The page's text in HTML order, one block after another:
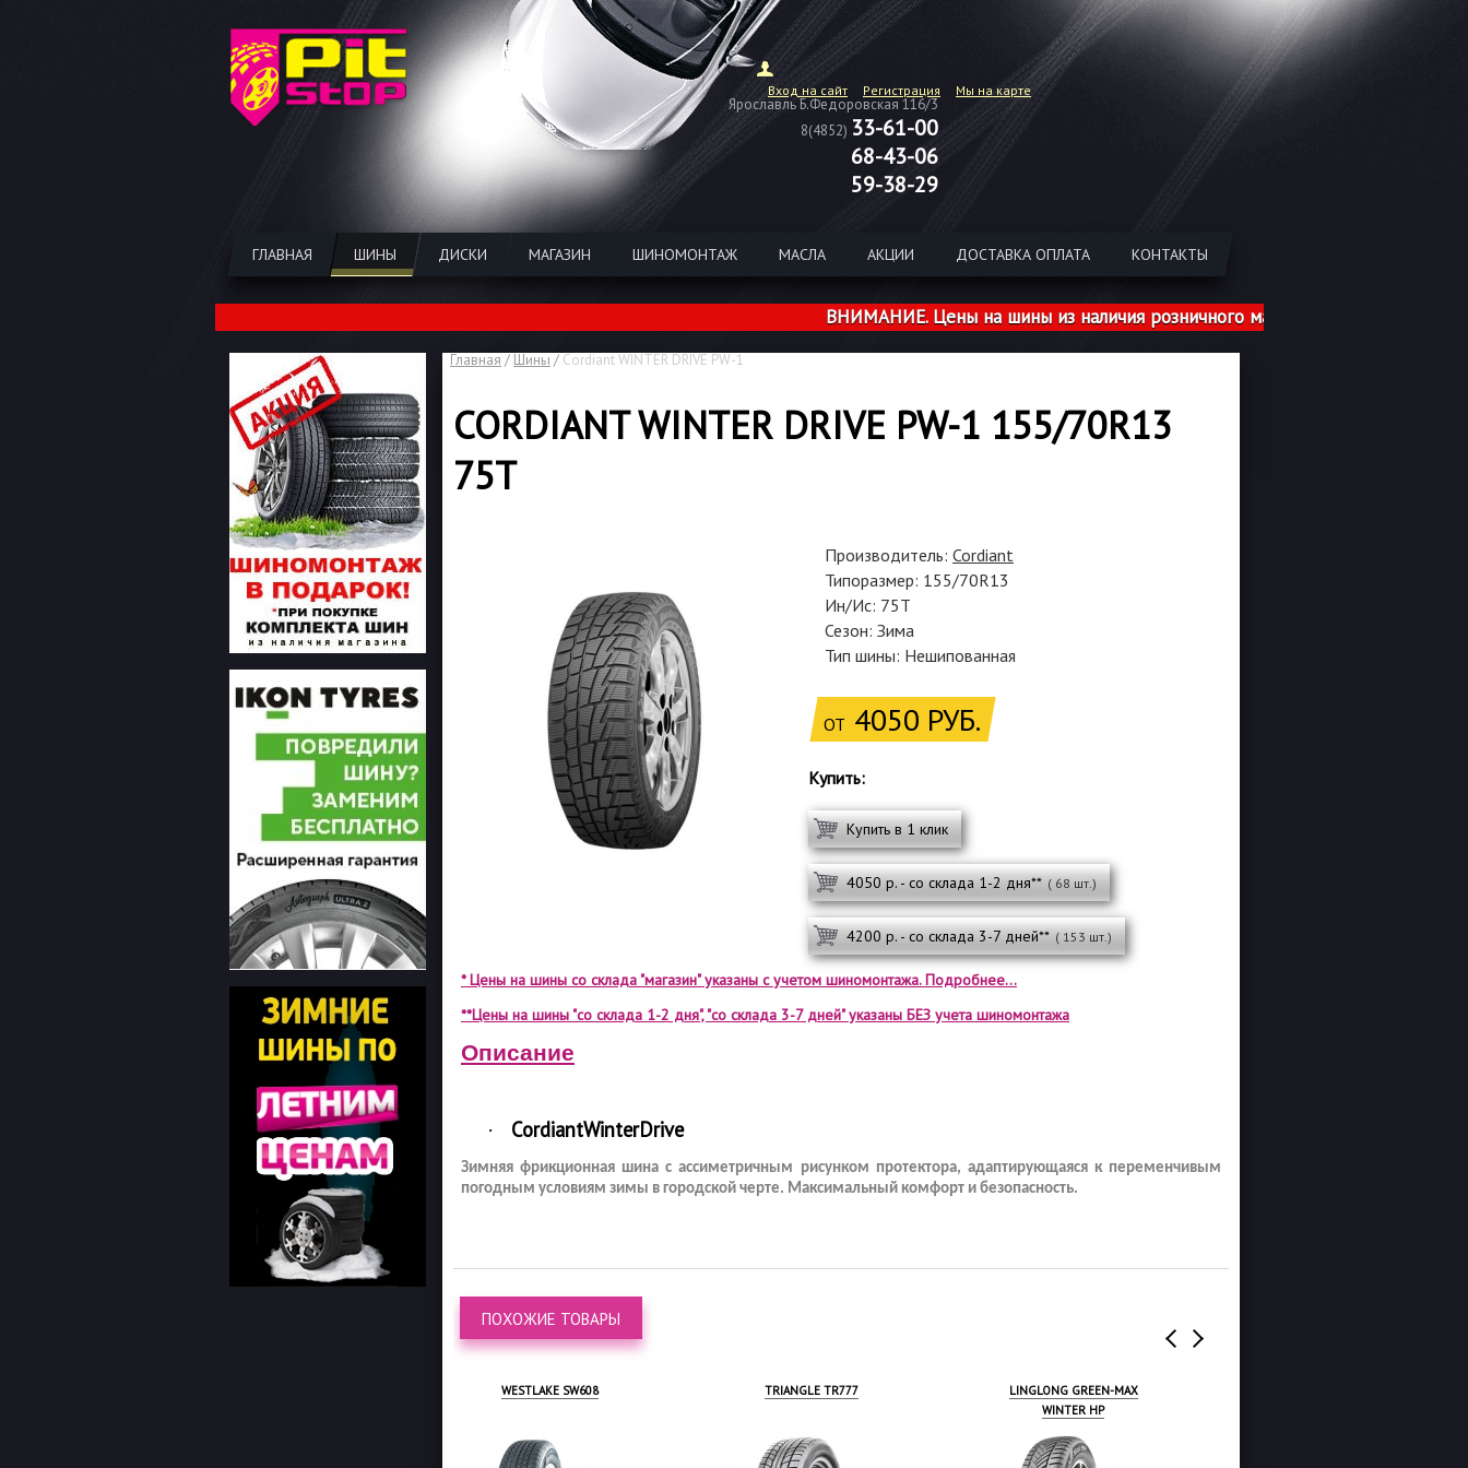
Вход на сайт Регистрация Мы на карте
Ярославль Б.Федоровская 116/3
8(4852) 33-61-00
68-43-06
59-38-29
ГЛАВНАЯ ШИНЫ ДИСКИ МАГАЗИН ШИНОМОНТАЖ МАСЛА АКЦИИ ДОСТАВКА ОПЛАТА КОНТАКТЫ
ВНИМАНИЕ. Цены на шины из наличия розничного магазина указаны с учетом
Главная / Шины / Cordiant WINTER DRIVE PW-1
CORDIANT WINTER DRIVE PW-1 155/70R13
75T
Производитель: Cordiant
Типоразмер: 155/70R13
Ин/Ис: 75T
Сезон: Зима
Тип шины: Нешипованная
ОТ 4050 РУБ.
Купить:
Купить в 1 клик
4050 р. - со склада 1-2 дня** ( 68 шт.)
4200 р. - со склада 3-7 дней** ( 153 шт.)
* Цены на шины со склада "магазин" указаны с учетом шиномонтажа. Подробнее...
**Цены на шины "со склада 1-2 дня", "со склада 3-7 дней" указаны БЕЗ учета шиномонтажа
Описание
· CordiantWinterDrive
Зимняя фрикционная шина с ассиметричным рисунком протектора, адаптирующаяся к переменчивым
погодным условиям зимы в городской черте. Максимальный комфорт и безопасность.
ПОХОЖИЕ ТОВАРЫ
TRIANGLE TR777
LINGLONG GREEN-MAX
SAILUN ICE BLAZER ALPINE+